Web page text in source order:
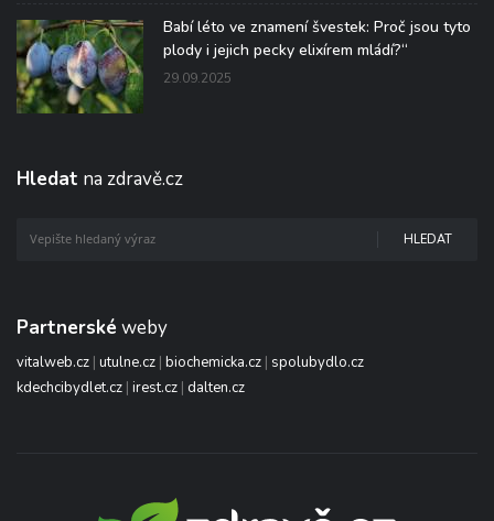
Babí léto ve znamení švestek: Proč jsou tyto
plody i jejich pecky elixírem mládí?“
29.09.2025
Hledat na zdravě.cz
HLEDAT
Partnerské weby
vitalweb.cz | utulne.cz | biochemicka.cz | spolubydlo.cz
kdechcibydlet.cz | irest.cz | dalten.cz